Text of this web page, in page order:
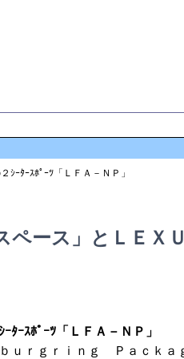
ｰﾀｰｽﾎﾟｰﾂ「ＬＦＡ－ＮＰ」
ース」とＬＥＸＵ
ｰｽﾎﾟｰﾂ「ＬＦＡ－ＮＰ」
ｕｒｇｒｉｎｇ Ｐａｃｋａ